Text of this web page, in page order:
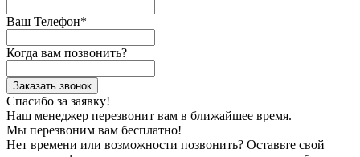
Ваш Телефон*
Когда вам позвонить?
Заказать звонок
Спасибо за заявку!
Наш менеджер перезвонит вам в ближайшее время.
Мы перезвоним вам бесплатно!
Нет времени или возможности позвонить? Оставьте свой